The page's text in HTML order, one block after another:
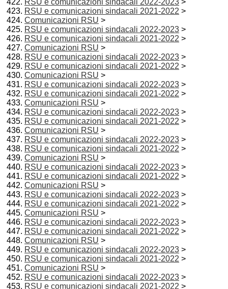
RSU e comunicazioni sindacali 2022-2023 >
RSU e comunicazioni sindacali 2021-2022 >
Comunicazioni RSU >
RSU e comunicazioni sindacali 2022-2023 >
RSU e comunicazioni sindacali 2021-2022 >
Comunicazioni RSU >
RSU e comunicazioni sindacali 2022-2023 >
RSU e comunicazioni sindacali 2021-2022 >
Comunicazioni RSU >
RSU e comunicazioni sindacali 2022-2023 >
RSU e comunicazioni sindacali 2021-2022 >
Comunicazioni RSU >
RSU e comunicazioni sindacali 2022-2023 >
RSU e comunicazioni sindacali 2021-2022 >
Comunicazioni RSU >
RSU e comunicazioni sindacali 2022-2023 >
RSU e comunicazioni sindacali 2021-2022 >
Comunicazioni RSU >
RSU e comunicazioni sindacali 2022-2023 >
RSU e comunicazioni sindacali 2021-2022 >
Comunicazioni RSU >
RSU e comunicazioni sindacali 2022-2023 >
RSU e comunicazioni sindacali 2021-2022 >
Comunicazioni RSU >
RSU e comunicazioni sindacali 2022-2023 >
RSU e comunicazioni sindacali 2021-2022 >
Comunicazioni RSU >
RSU e comunicazioni sindacali 2022-2023 >
RSU e comunicazioni sindacali 2021-2022 >
Comunicazioni RSU >
RSU e comunicazioni sindacali 2022-2023 >
RSU e comunicazioni sindacali 2021-2022 >